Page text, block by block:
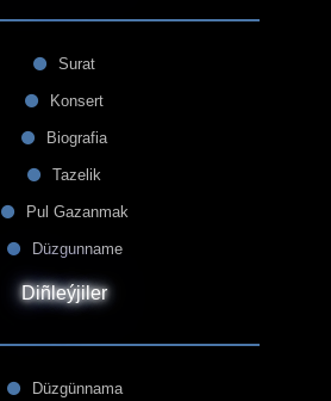
Surat
Konsert
Biografia
Tazelik
Pul Gazanmak
Düzgunname
Diñleýjiler
Düzgünnama